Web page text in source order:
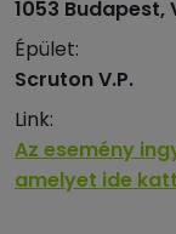
1053 Budapest,
Épület:
Scruton V.P.
Link:
Az esemény
amelyet ide